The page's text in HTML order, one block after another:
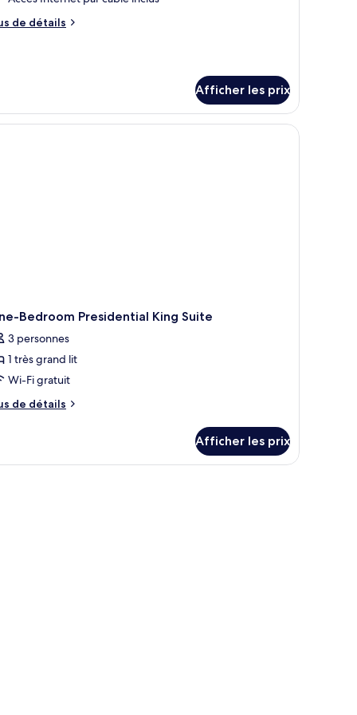
de détails
Afficher les prix
urbain et l’eau.
Bedroom Presidential King Suite
3 personnes
1 très grand lit
Wi-Fi gratuit
de détails
Afficher les prix